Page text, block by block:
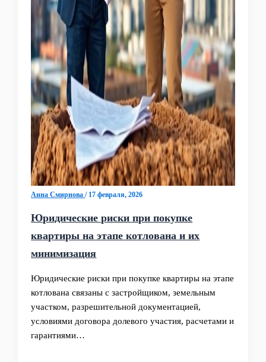
Анна Смирнова/ 17 февраля, 2026
Юридические риски при покупке
квартиры на этапе котлована и их
минимизация
Юридические риски при покупке квартиры на этапе
котлована связаны с застройщиком, земельным
участком, разрешительной документацией,
условиями договора долевого участия, расчетами и
гарантиями…